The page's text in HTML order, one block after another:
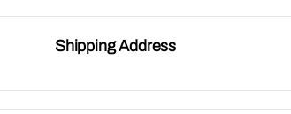
Shipping Address